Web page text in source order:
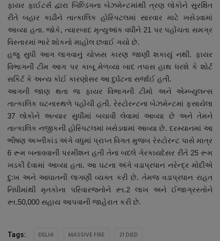
સ્પોર્ટ્સ
રાશિફળ
ગુનાખોરી
બોલિવૂડ
સ્વાસ્થ્ય
ફાયર ફાઈટર્સ દ્વારા બિલ્ડિંગના બેઝમેન્ટમાંથી ત્રણ લોકોને સુરક્ષિત
રીતે બહાર કાઢીને તાત્કાલિક હોસ્પિટલમાં સારવાર માટે ખસેડવામાં
આવ્યા હતા. જોકે, ત્યારબાદ મૃત્યુઆંક વધીને 21 પર પહોંચતા સમગ્ર
વિસ્તારમાં ભારે શોકનો માહોલ છવાઈ ગયો છે.
હજુ સુધી આગ લાગવાનું ચોક્કસ કારણ જાણી શકાયું નથી. ફાયર
વિભાગની ટીમ આગ પર કાબૂ મેળવ્યા બાદ તપાસ હાથ ધરશે કે શોર્ટ
સકિર્ટ કે અન્ય કોઈ કારણોસર આ દુર્ઘટના સર્જાઈ હતી.
આગની જાણ થતા જ ફાયર વિભાગની ટીમો અને એમ્બ્યુલન્સ
તાત્કાલિક ઘટનાસ્થળે પહોંચી હતી. રેસ્ટોરન્ટના બેઝમેન્ટમાં ફસાયેલા
37 લોકોને અત્યાર સુધીમાં બચાવી લેવામાં આવ્યા છે અને તેમને
તાત્કાલિક નજીકની હોસ્પિટલમાં ખસેડવામાં આવ્યા છે. દરમ્યાનમાં આ
ભીષણ અગ્નીકાંડ અંગે વધુમાં પ્રાપ્ત વિગત મુજબ રેસ્ટોરન્ટ પાસે માત્ર
6 રૂમ બનાવવાની પરમીશન હતી તેના બદલે ગેરકાયદેસર રીતે 25 રૂમ
ખડકી દેવામાં આવ્યા હતા. આ ઘટના અંગે વડાપ્રધાન નરેન્દ્ર મોદીએ
દુ:ખ અને આઘાતની લાગણી વ્યક્ત કરી છે. તેમજ વડાપ્રધાન રાહત
નિધીમાંથી મૃતકોના પરિવારજનોને રૂા.2 લાખ અને ઈજાગ્રસ્તોને
રૂા.50,000 સહાય આપવાની જાહેરાત કરી છે.
Tags: DELHI MASSIVE FIRE 21 DIED